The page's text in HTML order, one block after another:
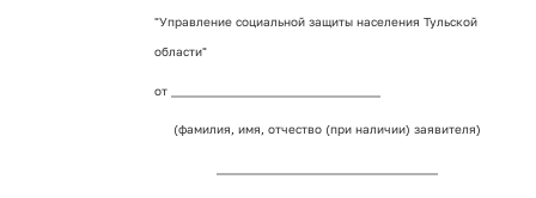
"Управление социальной защиты населения Тульской
области"
от ___________________________________
(фамилия, имя, отчество (при наличии) заявителя)